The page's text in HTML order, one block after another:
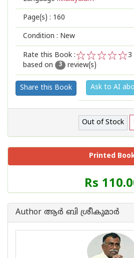
Page(s) : 160
Condition : New
Rate this Book :
2
1
3
based on
3 review(s)
Share this Book Ask to AI
Out of Stock
Printed
Price
of
Book
Rs
Author ആര്‍ ബി ശ്രീകുമാര്‍